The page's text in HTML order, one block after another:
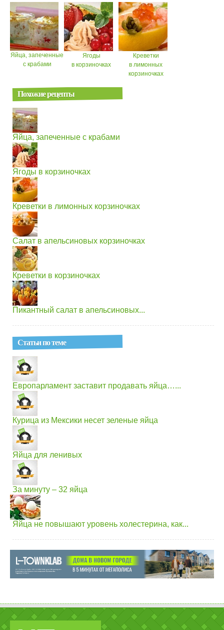
Яйца, запеченные
с крабами
Ягоды
в корзиночках
Креветки
в лимонных
корзиночках
Похожие рецепты
Яйца, запеченные с крабами
Ягоды в корзиночках
Креветки в лимонных корзиночках
Салат в апельсиновых корзиночках
Креветки в корзиночках
Пикантный салат в апельсиновых...
Статьи по теме
Европарламент заставит продавать яйца…...
Курица из Мексики несет зеленые яйца
Яйца для ленивых
За минуту – 32 яйца
Яйца не повышают уровень холестерина, как...